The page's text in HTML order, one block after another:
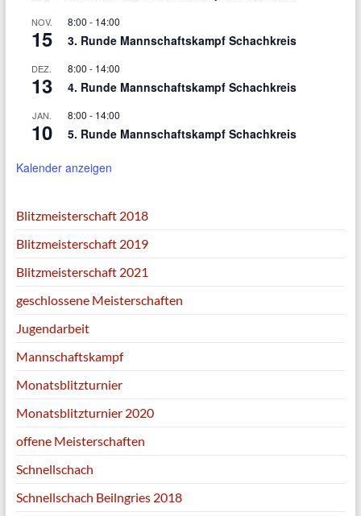
NOV.
15
8:00 - 14:00
3. Runde Mannschaftskampf Schachkreis
DEZ.
13
8:00 - 14:00
4. Runde Mannschaftskampf Schachkreis
JAN.
10
8:00 - 14:00
5. Runde Mannschaftskampf Schachkreis
Kalender anzeigen
Blitzmeisterschaft 2018
Blitzmeisterschaft 2019
Blitzmeisterschaft 2021
geschlossene Meisterschaften
Jugendarbeit
Mannschaftskampf
Monatsblitzturnier
Monatsblitzturnier 2020
offene Meisterschaften
Schnellschach
Schnellschach Beilngries 2018